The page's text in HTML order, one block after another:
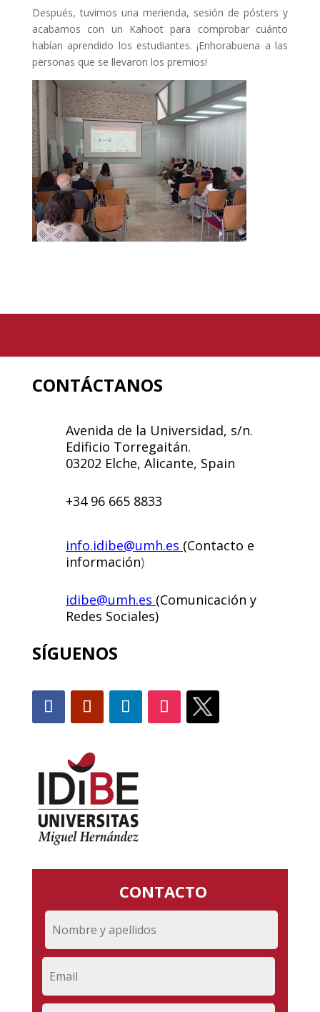
Después, tuvimos una merienda, sesión de pósters y
acabamos con un Kahoot para comprobar cuánto
habían aprendido los estudiantes. ¡Enhorabuena a las
personas que se llevaron los premios!
CONTÁCTANOS
Avenida de la Universidad, s/n.
Edificio Torregaitán.
03202 Elche, Alicante, Spain
+34 96 665 8833
info.idibe@umh.es (Contacto e
información)
idibe@umh.es (Comunicación y
Redes Sociales)
SÍGUENOS
CONTACTO